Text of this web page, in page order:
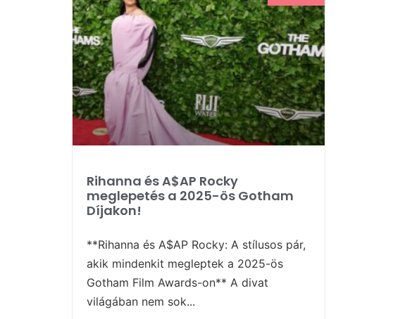
Rihanna és A$AP Rocky
meglepetés a 2025-ös Gotham
Díjakon!
**Rihanna és A$AP Rocky: A stílusos pár,
akik mindenkit megleptek a 2025-ös
Gotham Film Awards-on** A divat
világában nem sok...